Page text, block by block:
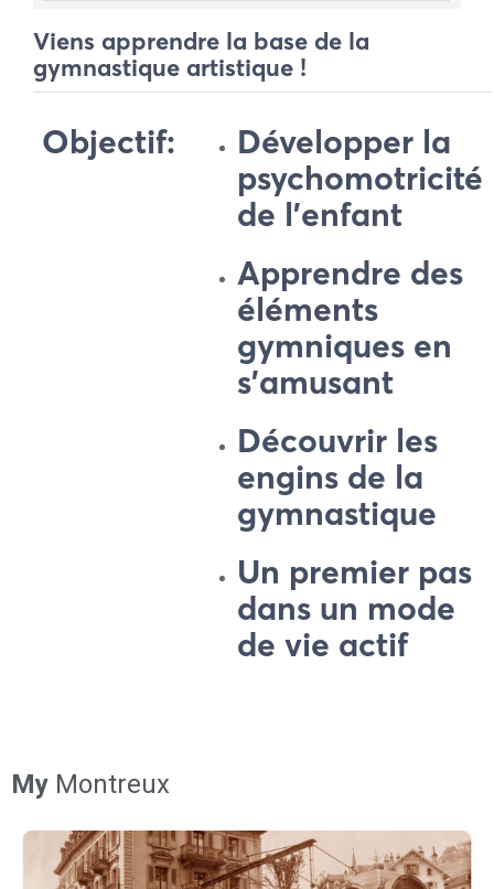
Viens apprendre la base de la
gymnastique artistique !
Objectif:
Développer la
psychomotricité
de l’enfant
Apprendre des
éléments
gymniques en
s’amusant
Découvrir les
engins de la
gymnastique
Un premier pas
dans un mode
de vie actif
My Montreux